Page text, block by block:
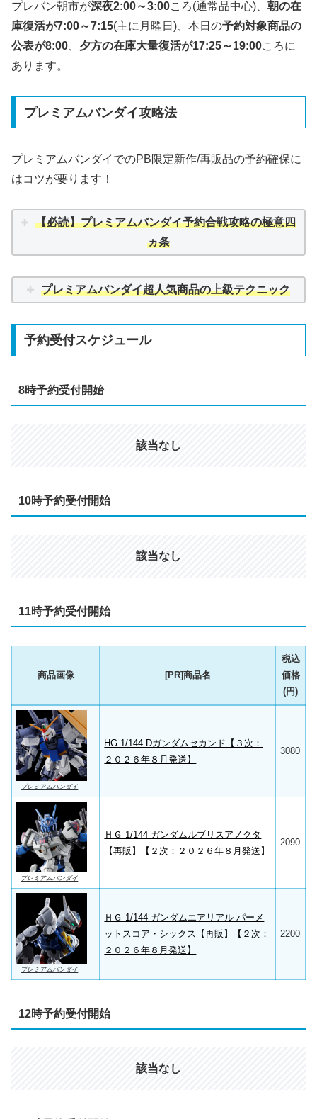
プレバン朝市が深夜2:00～3:00ころ(通常品中心)、 朝の在
庫復活が7:00～7:15(主に月曜日)、本日の予約対象商品の
公表が8:00
夕方の在庫大量復活が17:25～19:00ころに
あります。
プレミアムバンダイ攻略法
プレミアムバンダイでのPB限定新作/再販品の予約確保に
はコツが要ります！
【必読】プレミアムバンダイ予約合戦攻略の極意四
ヵ条
プレミアムバンダイ超人気商品の上級テクニック
予約受付スケジュール
8時予約受付開始
該当なし
10時予約受付開始
該当なし
11時予約受付開始
商品画像 [PR]商品名
税込
価格
(円)
プレミアムバンダイ
HG 1/144 Dガンダムセカンド【３次：
２０２６年８月発送】
3080
プレミアムバンダイ
ＨＧ 1/144 ガンダムルブリスアノクタ
【再販】【２次：２０２６年８月発送】
2090
プレミアムバンダイ
ＨＧ 1/144 ガンダムエアリアル パーメ
ットスコア・シックス【再販】【２次：
２０２６年８月発送】
2200
12時予約受付開始
該当なし